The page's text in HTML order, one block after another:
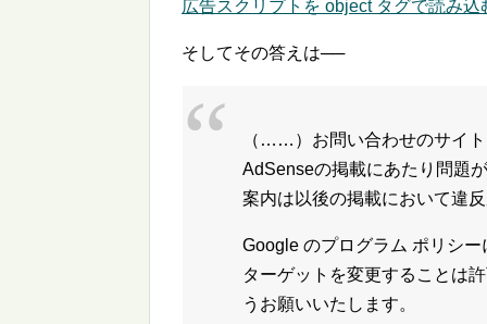
広告スクリプトを object タグで読み込
そしてその答えは──
（……）お問い合わせのサイト
AdSenseの掲載にあたり問題
案内は以後の掲載において違
Google のプログラム ポリシー
ターゲットを変更することは
うお願いいたします。